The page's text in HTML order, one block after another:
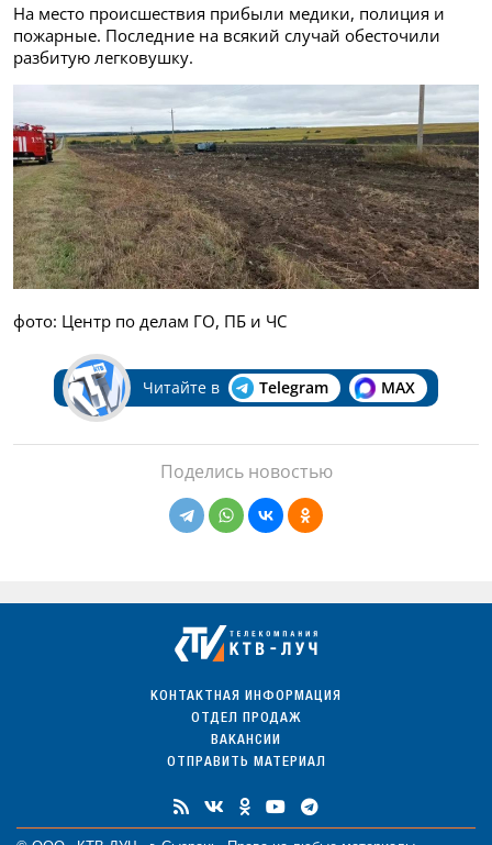
На место происшествия прибыли медики, полиция и
пожарные. Последние на всякий случай обесточили
разбитую легковушку.
фото: Центр по делам ГО, ПБ и ЧС
Читайте в Telegram MAX
Поделись новостью
КОНТАКТНАЯ ИНФОРМАЦИЯ
ОТДЕЛ ПРОДАЖ
ВАКАНСИИ
ОТПРАВИТЬ МАТЕРИАЛ